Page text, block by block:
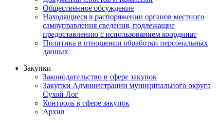
Общественное обсуждение
Находящиеся в распоряжении органов местного
самоуправления сведения, подлежащие
предоставлению с использованием координат
Политика в отношении обработки персональных
данных
Закупки
Законодательство в сфере закупок
Закупки Администрации муниципального округа
Сухой Лог
Контроль в сфере закупок
Архив